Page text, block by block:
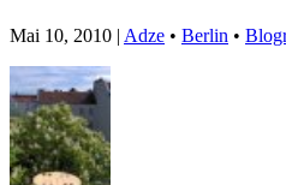
Mai 10, 2010 | Adze • Berlin •